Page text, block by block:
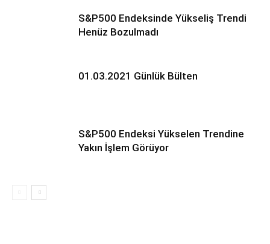
S&P500 Endeksinde Yükseliş Trendi
Henüz Bozulmadı
01.03.2021 Günlük Bülten
S&P500 Endeksi Yükselen Trendine
Yakın İşlem Görüyor